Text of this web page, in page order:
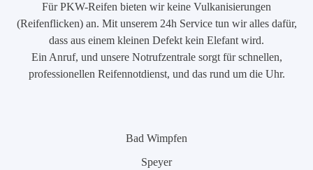
Für PKW-Reifen bieten wir keine Vulkanisierungen
(Reifenflicken) an. Mit unserem 24h Service tun wir alles dafür,
dass aus einem kleinen Defekt kein Elefant wird.
Ein Anruf, und unsere Notrufzentrale sorgt für schnellen,
professionellen Reifennotdienst, und das rund um die Uhr.
Bad Wimpfen
Speyer